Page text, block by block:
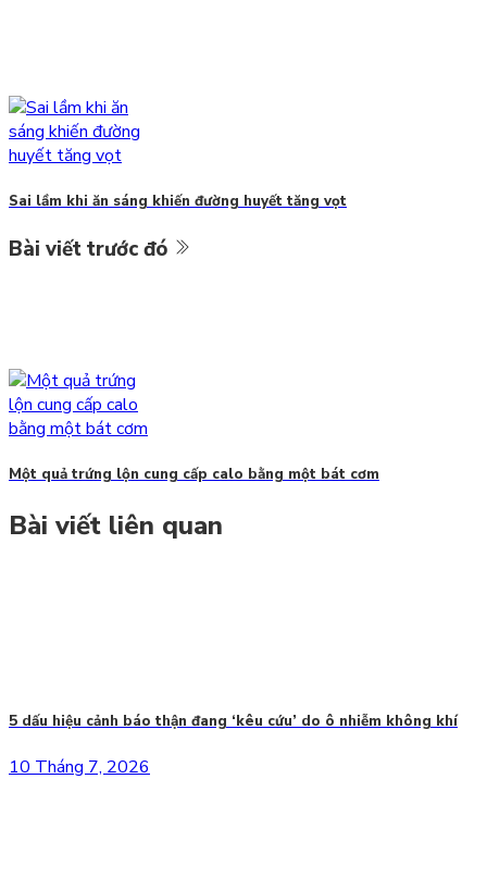
Sai lầm khi ăn sáng khiến đường huyết tăng vọt
Bài viết trước đó
Một quả trứng lộn cung cấp calo bằng một bát cơm
Bài viết liên quan
5 dấu hiệu cảnh báo thận đang ‘kêu cứu’ do ô nhiễm không khí
10 Tháng 7, 2026